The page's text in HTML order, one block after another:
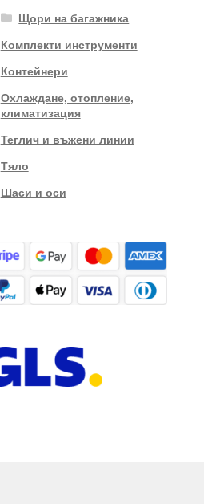
Щори на багажника
Комплекти инструменти
Контейнери
Охлаждане, отопление,
климатизация
Теглич и въжени линии
Тяло
Шаси и оси